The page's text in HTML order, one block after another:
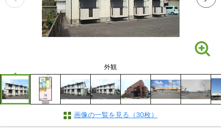
外観
画像の一覧を見る（30枚）